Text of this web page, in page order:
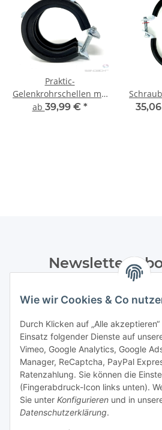
Wie wir Cookies & Co
Durch Klicken auf „Alle
Einsatz folgender Dienste auf
Vimeo, Google Analytics, Google
Manager, ReCaptcha, PayPal
Ratenzahlung. Sie können die
(Fingerabdruck-Icon links unten).
Sie unter Konfigurieren und in
Datenschutzerklärung.
Praktic-
Gelenkrohrschellen mit
Kippschraube und
ab 39,99 € *
Newsletter
Datenschutzerklärungregelmäßig
Informationen
Gesetzliche Informationen